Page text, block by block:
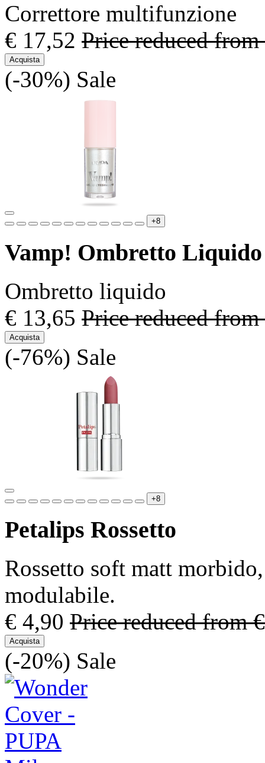
Correttore multifunzione
€ 17,52 Price reduced from
Acquista
(-30%) Sale
+8
Vamp! Ombretto Liquido
Ombretto liquido
€ 13,65 Price reduced from
Acquista
(-76%) Sale
+8
Petalips Rossetto
Rossetto soft matt
modulabile.
€ 4,90 Price reduced from
Acquista
(-20%) Sale